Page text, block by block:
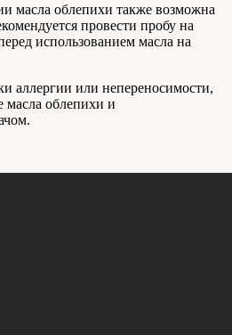
масла облепихи также возможна
провести пробу на
использованием масла на
аллергии или непереносимости,
масла облепихи и